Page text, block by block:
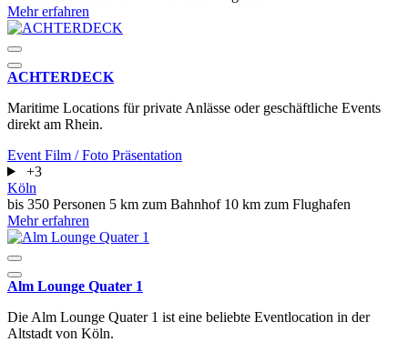
Mehr erfahren
ACHTERDECK
Maritime Locations für private Anlässe oder geschäftliche Events
direkt am Rhein.
Event Film / Foto Präsentation
+3
Köln
bis 350 Personen 5 km zum Bahnhof 10 km zum Flughafen
Mehr erfahren
Alm Lounge Quater 1
Die Alm Lounge Quater 1 ist eine beliebte Eventlocation in der
Altstadt von Köln.